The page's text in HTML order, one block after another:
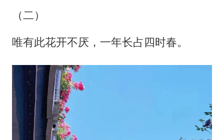
（二）
唯有此花开不厌，一年长占四时春。